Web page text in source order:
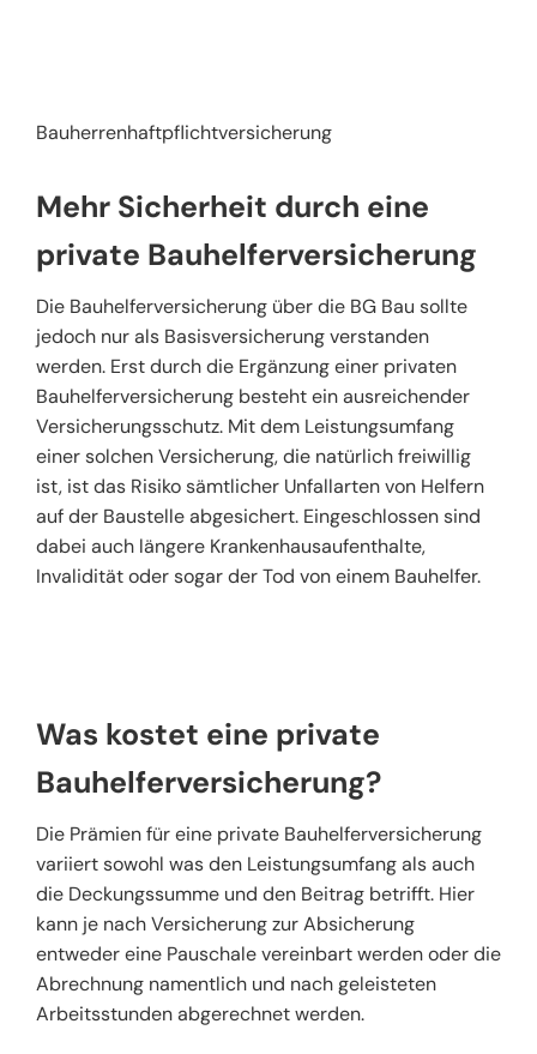
Bauherrenhaftpflichtversicherung
Mehr Sicherheit durch eine
private Bauhelferversicherung
Die Bauhelferversicherung über die BG Bau sollte
jedoch nur als Basisversicherung verstanden
werden. Erst durch die Ergänzung einer privaten
Bauhelferversicherung besteht ein ausreichender
Versicherungsschutz. Mit dem Leistungsumfang
einer solchen Versicherung, die natürlich freiwillig
ist, ist das Risiko sämtlicher Unfallarten von Helfern
auf der Baustelle abgesichert. Eingeschlossen sind
dabei auch längere Krankenhausaufenthalte,
Invalidität oder sogar der Tod von einem Bauhelfer.
Was kostet eine private
Bauhelferversicherung?
Die Prämien für eine private Bauhelferversicherung
variiert sowohl was den Leistungsumfang als auch
die Deckungssumme und den Beitrag betrifft. Hier
kann je nach Versicherung zur Absicherung
entweder eine Pauschale vereinbart werden oder die
Abrechnung namentlich und nach geleisteten
Arbeitsstunden abgerechnet werden.